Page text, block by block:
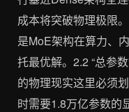
成本将突破物理极限
是MoE架构在算力、
托最优解。2.2 “总参
的物理现实这里必须
时需要1.8万亿参数的